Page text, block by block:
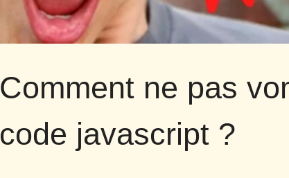
Comment ne pas
code javascript ?